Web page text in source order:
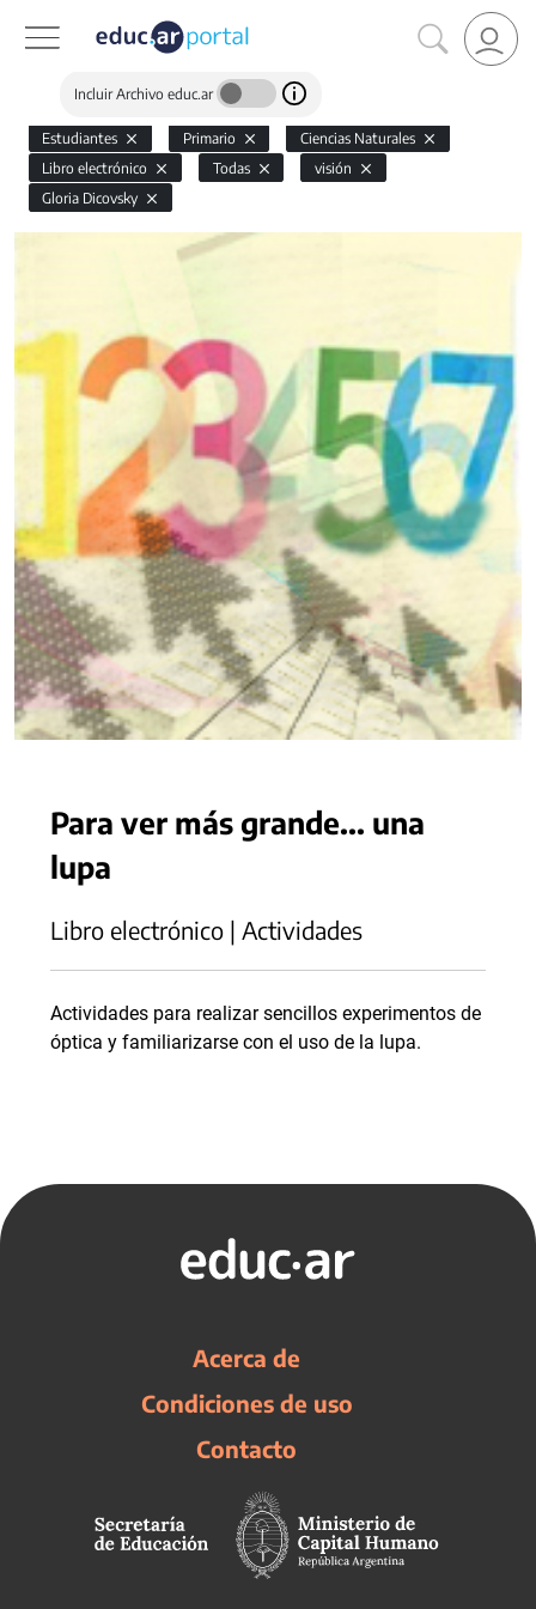
Incluir Archivo educ.ar
Estudiantes Primario
Ciencias Naturales
Libro electrónico
Todas
visión
Gloria Dicovsky
Para ver más grande... una
lupa
Libro electrónico | Actividades
Actividades para realizar sencillos experimentos de
óptica y familiarizarse con el uso de la lupa.
Acerca de
Condiciones de uso
Contacto